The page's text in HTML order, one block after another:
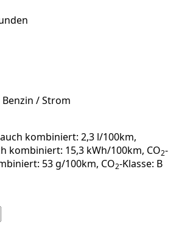
/ Strom
kombiniert: 2,3 l/100km,
kombiniert: 15,3 kWh/100km, CO2-
53 g/100km, CO2-Klasse: B